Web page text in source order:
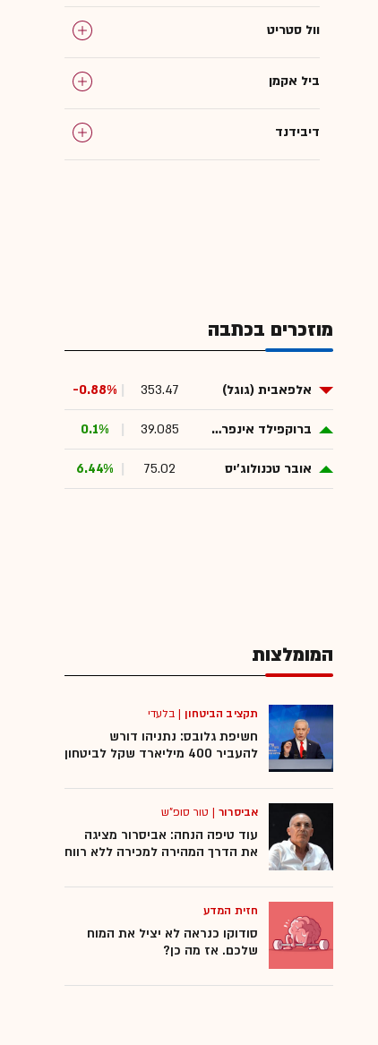
וול סטריט
ביל אקמן
דיבידנד
מוזכרים בכתבה
אלפאבית (גוגל) 353.47
-0.88%
ברוקפילד אינפראסטרקצ'ור פרטנרס 39.085
0.1%
אובר טכנולוג'יס 75.02
6.44%
המומלצות
תקציב הביטחון |בלעדי
חשיפת גלובס: נתניהו דורש
להעביר 400 מיליארד שקל לביטחון
אביסרור| טור סופ"ש
עוד טיפה הנחה: אביסרור מציגה
את הדרך המהירה למכירה ללא רווח
חזית המדע
סודוקו כנראה לא יציל את המוח
שלכם. אז מה כן?